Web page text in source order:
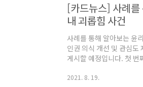
[카드뉴스] 사례
내 괴롭힘 사건
사례를 통해 알아보는 윤
인권 의식 개선 및 관심도
게시할 예정입니다. 첫 번
2021. 8. 19.